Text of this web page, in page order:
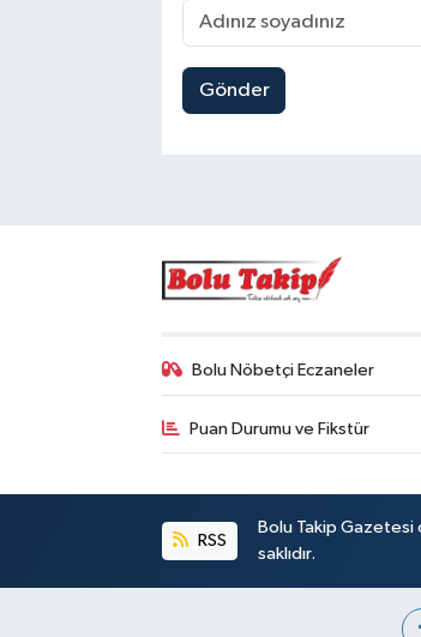
Gönder
Bolu Nöbetçi Eczaneler
Puan Durumu ve Fikstür
RSS
Bolu Takip Gazetesi
saklıdır.